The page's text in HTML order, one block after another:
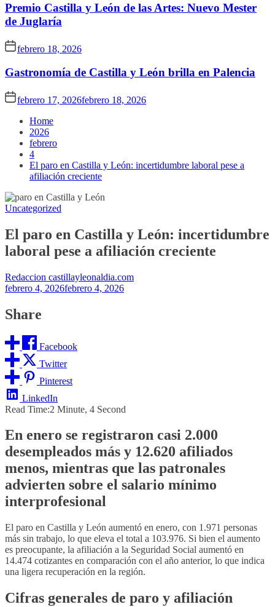
Premio Castilla y León de las Artes: Nuevo Mester
de Juglaría
febrero 18, 2026
Gastronomía de Castilla y León brilla en Palencia
febrero 17, 2026febrero 18, 2026
Home
2026
febrero
4
El paro en Castilla y León: incertidumbre laboral pese a
afiliación creciente
Uncategorized
El paro en Castilla y León: incertidumbre
laboral pese a afiliación creciente
Redaccion castillayleonaldia.com
febrero 4, 2026febrero 4, 2026
Share
Facebook
Twitter
Pinterest
LinkedIn
Read Time:2 Minute, 4 Second
En enero se registraron casi 2.000
desempleados más y 12.620 afiliados
menos, mientras que las patronales
advierten sobre el salario mínimo
interprofesional
El paro en Castilla y León aumentó en enero, con 1.971 personas
más sin trabajo, lo que eleva el total a 103.976. Si bien el aumento
es preocupante, la afiliación a la Seguridad Social aumentó en
14.474 cotizantes en comparación con el año anterior, lo que indica
una ligera recuperación en la región.
Cifras generales de paro y afiliación